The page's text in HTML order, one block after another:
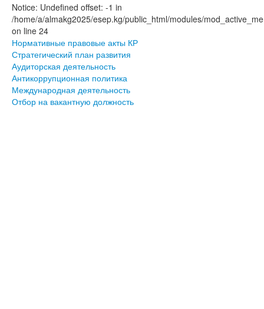
Notice: Undefined offset: -1 in
/home/a/almakg2025/esep.kg/public_html/modules/
on line 24
Нормативные правовые акты КР
Стратегический план развития
Аудиторская деятельность
Антикоррупционная политика
Международная деятельность
Отбор на вакантную должность